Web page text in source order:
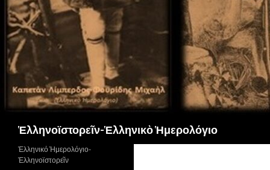
Ἑλληνοϊστορεῖν-Ἑλληνικὸ Ἡμερολόγιο
Ἑλληνικό Ἡμερολόγιο-
Ἑλληνοϊστορεῖν